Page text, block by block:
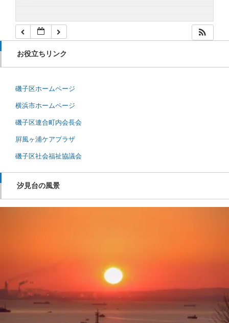
お役立ちリンク
磯子区ホームページ
横浜市ホームページ
磯子区連合町内会長会
屛風ヶ浦ケアプラザ
磯子区社会福祉協議会
汐見台の風景